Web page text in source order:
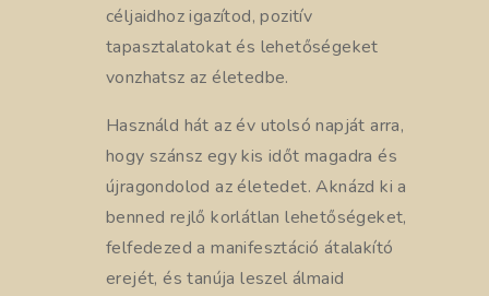
céljaidhoz igazítod, pozitív
tapasztalatokat és lehetőségeket
vonzhatsz az életedbe.
Használd hát az év utolsó napját arra,
hogy szánsz egy kis időt magadra és
újragondolod az életedet. Aknázd ki a
benned rejlő korlátlan lehetőségeket,
felfedezed a manifesztáció átalakító
erejét, és tanúja leszel álmaid